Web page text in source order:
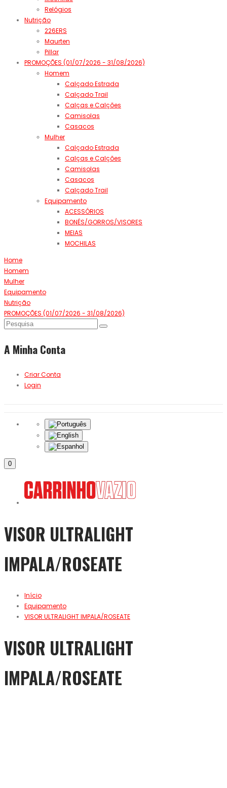
Relógios
Nutrição
226ERS
Maurten
Pillar
PROMOÇÕES (01/07/2026 - 31/08/2026)
Homem
Calçado Estrada
Calçado Trail
Calças e Calções
Camisolas
Casacos
Mulher
Calçado Estrada
Calças e Calções
Camisolas
Casacos
Calçado Trail
Equipamento
ACESSÓRIOS
BONÉS/GORROS/VISORES
MEIAS
MOCHILAS
Home
Homem
Mulher
Equipamento
Nutrição
PROMOÇÕES (01/07/2026 - 31/08/2026)
A Minha Conta
Criar Conta
Login
0
VISOR ULTRALIGHT
IMPALA/ROSEATE
Início
Equipamento
VISOR ULTRALIGHT IMPALA/ROSEATE
VISOR ULTRALIGHT
IMPALA/ROSEATE